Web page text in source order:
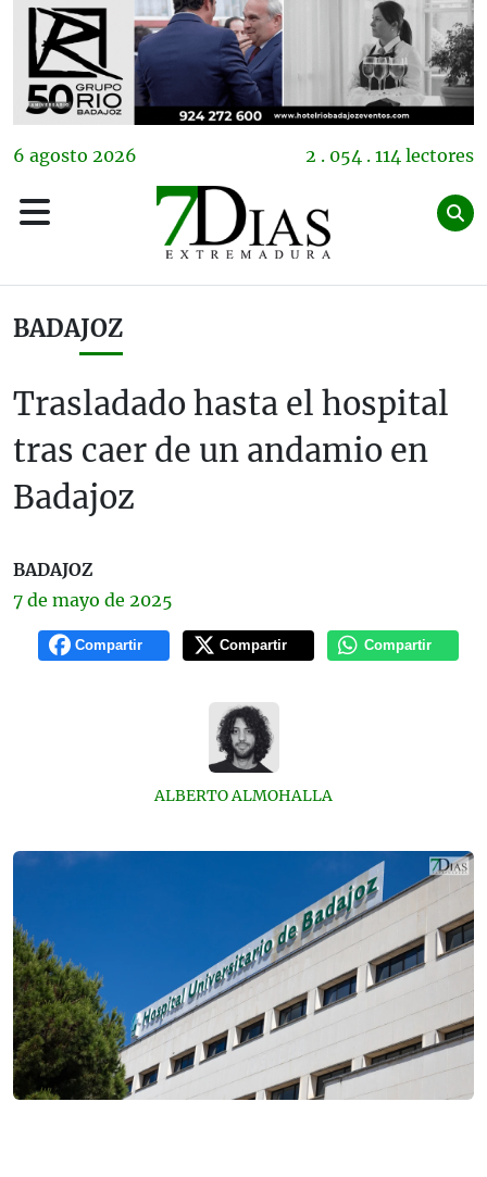
6 agosto 2026 2 . 054 . 114 lectores
BADAJOZ
Trasladado hasta el hospital
tras caer de un andamio en
Badajoz
BADAJOZ
7 de mayo de 2025
Compartir Compartir Compartir
ALBERTO ALMOHALLA